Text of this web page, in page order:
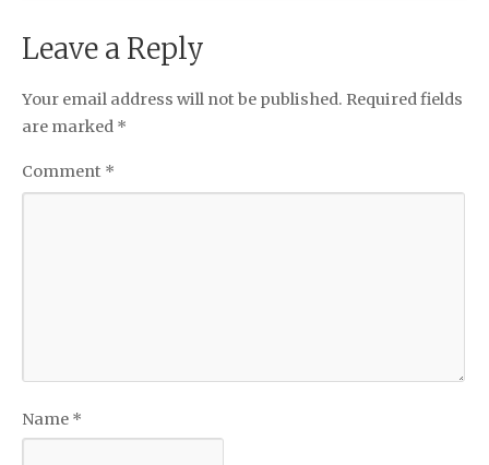
Leave a Reply
Your email address will not be published. Required fields
are marked *
Comment *
Name *